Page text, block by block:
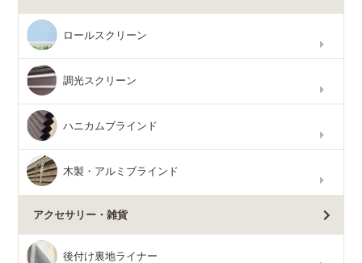
ロールスクリーン
調光スクリーン
ハニカムブラインド
木製・アルミブラインド
アクセサリー・雑貨
後付け裏地ライナー